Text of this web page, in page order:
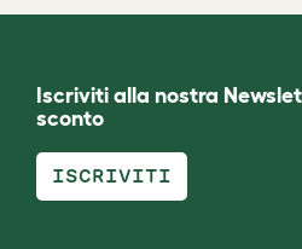
Iscriviti alla nostra
sconto
ISCRIVITI